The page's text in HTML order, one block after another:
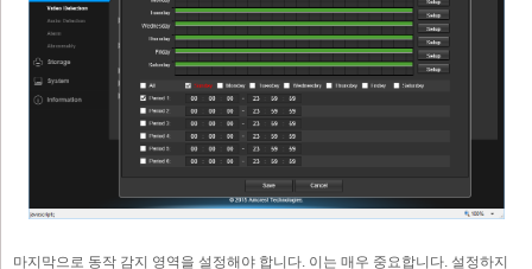
마지막으로 동작 감지 영역을 설정해야 합니다. 이는 매우 중요합니다. 설정하지